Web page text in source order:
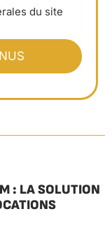
du site
: LA SOLUTION